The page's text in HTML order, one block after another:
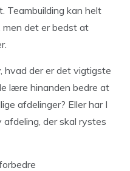
kan helt
det er bedst at
hvad der er det vigtigste
lære hinanden bedre at
afdelinger? Eller har I
der skal rystes